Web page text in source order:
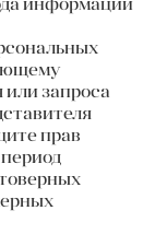
запроса
прав